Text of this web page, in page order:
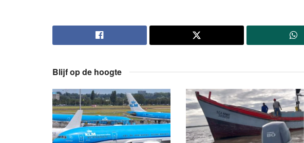
Blijf op de hoogte